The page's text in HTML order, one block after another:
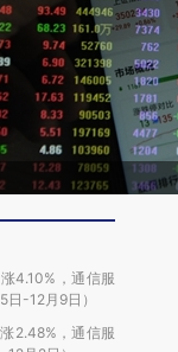
4.10%，通信服
-12月9日）
2.48%，通信服